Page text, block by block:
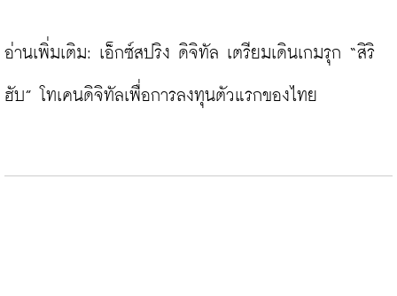
อ่านเพิ่มเติม: เอ็กซ์สปริง ดิจิทัล เตรียมเดินเกมรุก “สิริ
ฮับ” โทเคนดิจิทัลเพื่อการลงทุนตัวแรกของไทย